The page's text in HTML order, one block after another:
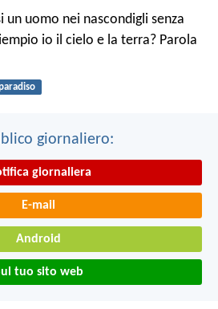
un uomo nei nascondigli senza
io il cielo e la terra? Parola
giornaliero:
giornaliera
E-mail
Android
tuo sito web